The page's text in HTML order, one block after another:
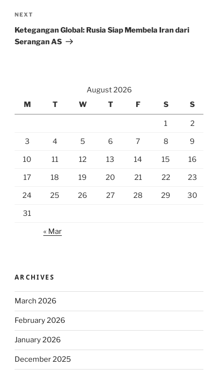
Next
Post
NEXT
Ketegangan Global: Rusia Siap Membela Iran dari
Serangan AS
August 2026
M
T W T F S S
1 2
3 4 5 6 7 8 9
10 11 12 13 14 15 16
17 18 19 20 21 22 23
24 25 26 27 28 29 30
31
« Mar
ARCHIVES
March 2026
February 2026
January 2026
December 2025